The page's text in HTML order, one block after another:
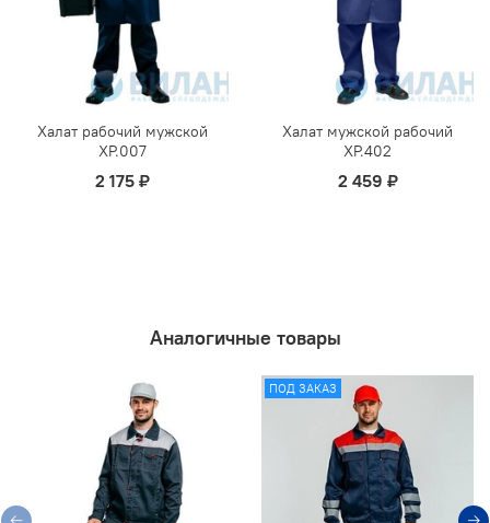
Халат рабочий мужской
ХР.007
2 175 ₽
Халат мужской рабочий
ХР.402
2 459 ₽
Аналогичные товары
ПОД ЗАКАЗ